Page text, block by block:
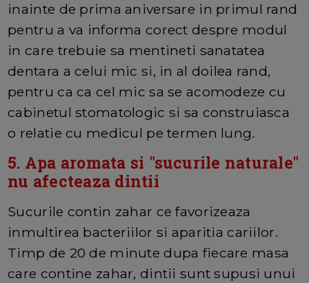
inainte de prima aniversare in primul rand
pentru a va informa corect despre modul
in care trebuie sa mentineti sanatatea
dentara a celui mic si, in al doilea rand,
pentru ca ca cel mic sa se acomodeze cu
cabinetul stomatologic si sa construiasca
o relatie cu medicul pe termen lung.
5. Apa aromata si "sucurile naturale"
nu afecteaza dintii
Sucurile contin zahar ce favorizeaza
inmultirea bacteriilor si aparitia cariilor.
Timp de 20 de minute dupa fiecare masa
care contine zahar, dintii sunt supusi unui